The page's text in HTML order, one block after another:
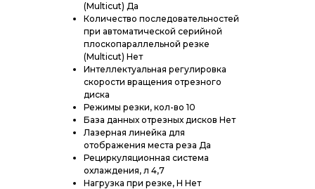
(Multiсut) Да
Количество последовательностей
при автоматической серийной
плоскопараллельной резке
(Multicut) Нет
Интеллектуальная регулировка
скорости вращения отрезного
диска
Режимы резки, кол-во 10
База данных отрезных дисков Нет
Лазерная линейка для
отображения места реза Да
Рециркуляционная система
охлаждения, л 4,7
Нагрузка при резке, Н Нет